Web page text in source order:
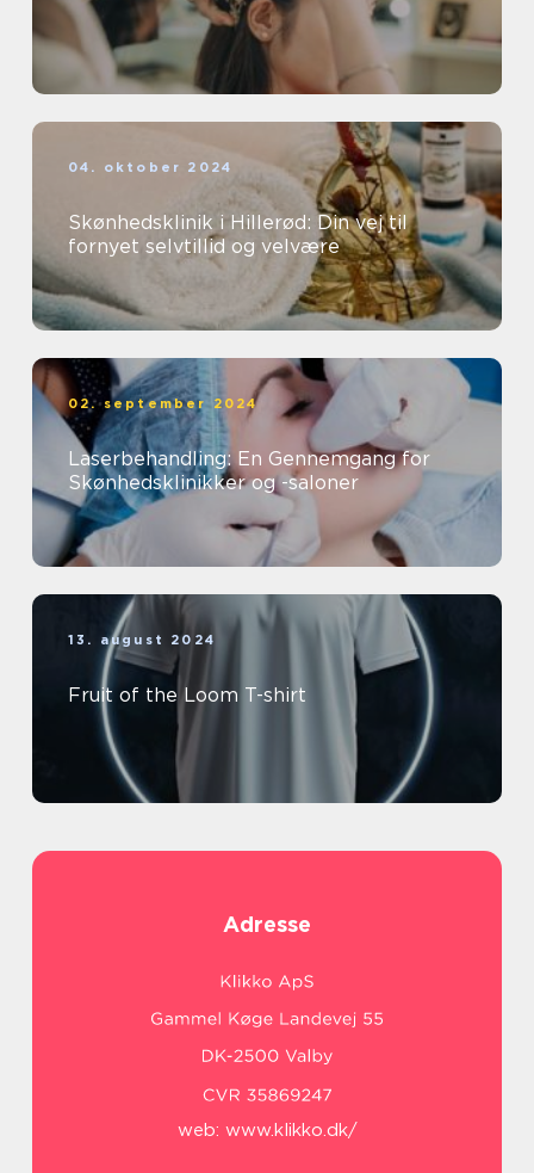
04. oktober 2024
Skønhedsklinik i Hillerød: Din vej til
fornyet selvtillid og velvære
02. september 2024
Laserbehandling: En Gennemgang for
Skønhedsklinikker og -saloner
13. august 2024
Fruit of the Loom T-shirt
Adresse
web: www.klikko.dk/